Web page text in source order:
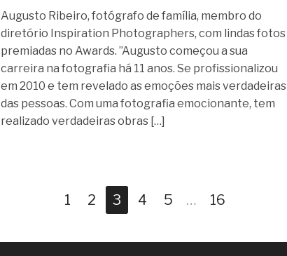
Augusto Ribeiro, fotógrafo de família, membro do
diretório Inspiration Photographers, com lindas fotos
premiadas no Awards. ”Augusto começou a sua
carreira na fotografia há 11 anos. Se profissionalizou
em 2010 e tem revelado as emoções mais verdadeiras
das pessoas. Com uma fotografia emocionante, tem
realizado verdadeiras obras […]
1 2 3 4 5 … 16